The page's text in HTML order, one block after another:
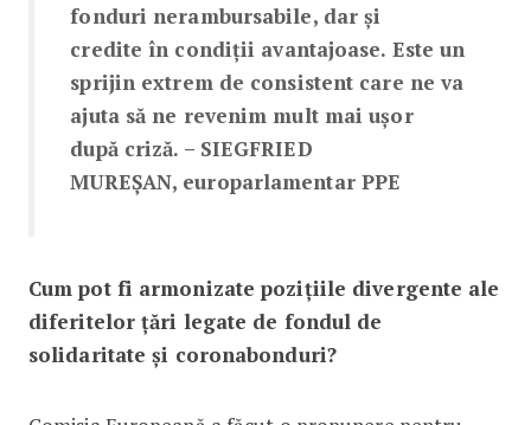
fonduri nerambursabile, dar și
credite în condiții avantajoase. Este un
sprijin extrem de consistent care ne va
ajuta să ne revenim mult mai ușor
după criză. – SIEGFRIED
MUREȘAN, europarlamentar PPE
Cum pot fi armonizate pozițiile divergente ale
diferitelor țări legate de fondul de
solidaritate și coronabonduri?